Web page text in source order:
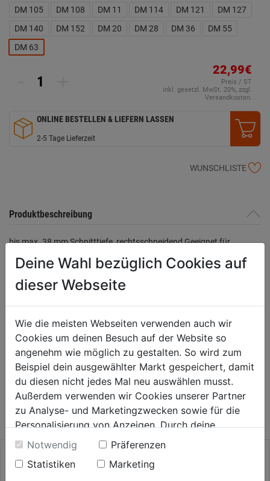
DM 105
DM 108 DM 11 DM 114 DM 121
DM 127
DM 140
DM 152 DM 20 DM 28 DM 36
DM 55
DM 63
22,99€
Preis / ST
inkl. gesetzl. MwSt. 20%, zzgl.
Versandkosten.
ONLINE BESTELLEN & LIEFERN LASSEN
2-5 Tage Lieferzeit
WUNSCHLISTE
Produktbeschreibung
bis max. 38 mm Schnitttiefe, rechtsschneidend Geeignet für
unlegierten Stahl (bis 700 N/mm²), Bunt- und Leichtmetalle,
Kunststoffe, Gips-, Leichtbau-, Faser-, Sperrholzplatten und Holz.
SB-Packung
Bewertung (0)
WEITERE PRODUKTE AUS DIESER
KATEGORIE
Deine Wahl bezüglich Cookies auf
dieser Webseite
Wie die meisten Webseiten verwenden auch wir
Cookies um deinen Besuch auf der Website so
angenehm wie möglich zu gestalten. So wird zum
Beispiel dein ausgewählter Markt gespeichert, damit
du diesen nicht jedes Mal neu auswählen musst.
Außerdem verwenden wir Cookies unserer Partner
zu Analyse- und Marketingzwecken sowie für die
Personalisierung von Anzeigen. Durch deine
Einwilligung werden die Daten von Drittanbieter,
unter anderem auch in den USA, verarbeitet.
Durch Klick auf "Alle Cookies erlauben" stimmst du
Notwendig
Präferenzen
Statistiken
Marketing